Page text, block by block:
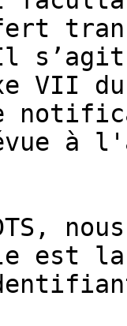
s’agit
VII du
à
est la